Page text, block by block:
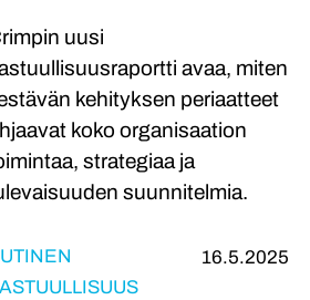
uusi
avaa, miten
kehityksen periaatteet
koko organisaation
strategiaa ja
suunnitelmia.
16.5.2025